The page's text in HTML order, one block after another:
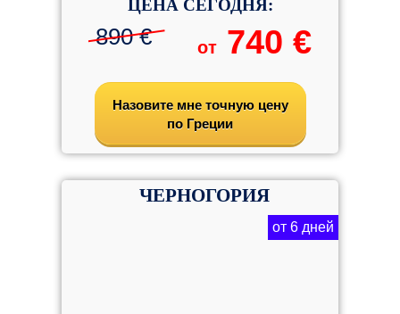
ЦЕНА СЕГОДНЯ:
890 € от 740 €
Назовите мне точную цену
по Греции
ЧЕРНОГОРИЯ
от 6 дней